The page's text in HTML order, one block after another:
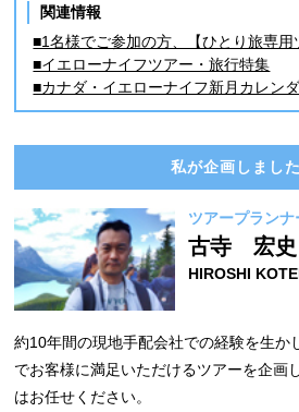
関連情報
■1名様でご参加の方、【ひとり旅専用
■イエローナイフツアー・旅行特集
■カナダ・イエローナイフ新月カレン
私が企画しました
ツアープランナ
古寺 宏史
HIROSHI
約10年間の現地手配会社での経験を生か
でお客様に満足いただけるツアーを企画
はお任せください。